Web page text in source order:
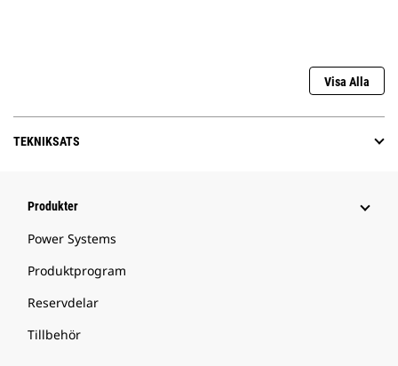
Visa Alla
TEKNIKSATS
Produkter
Power Systems
Produktprogram
Reservdelar
Tillbehör